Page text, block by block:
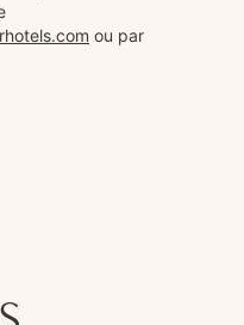
ou par